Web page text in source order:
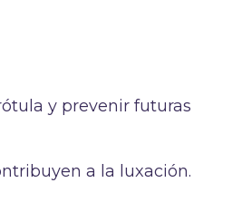
y prevenir futuras
a la luxación.